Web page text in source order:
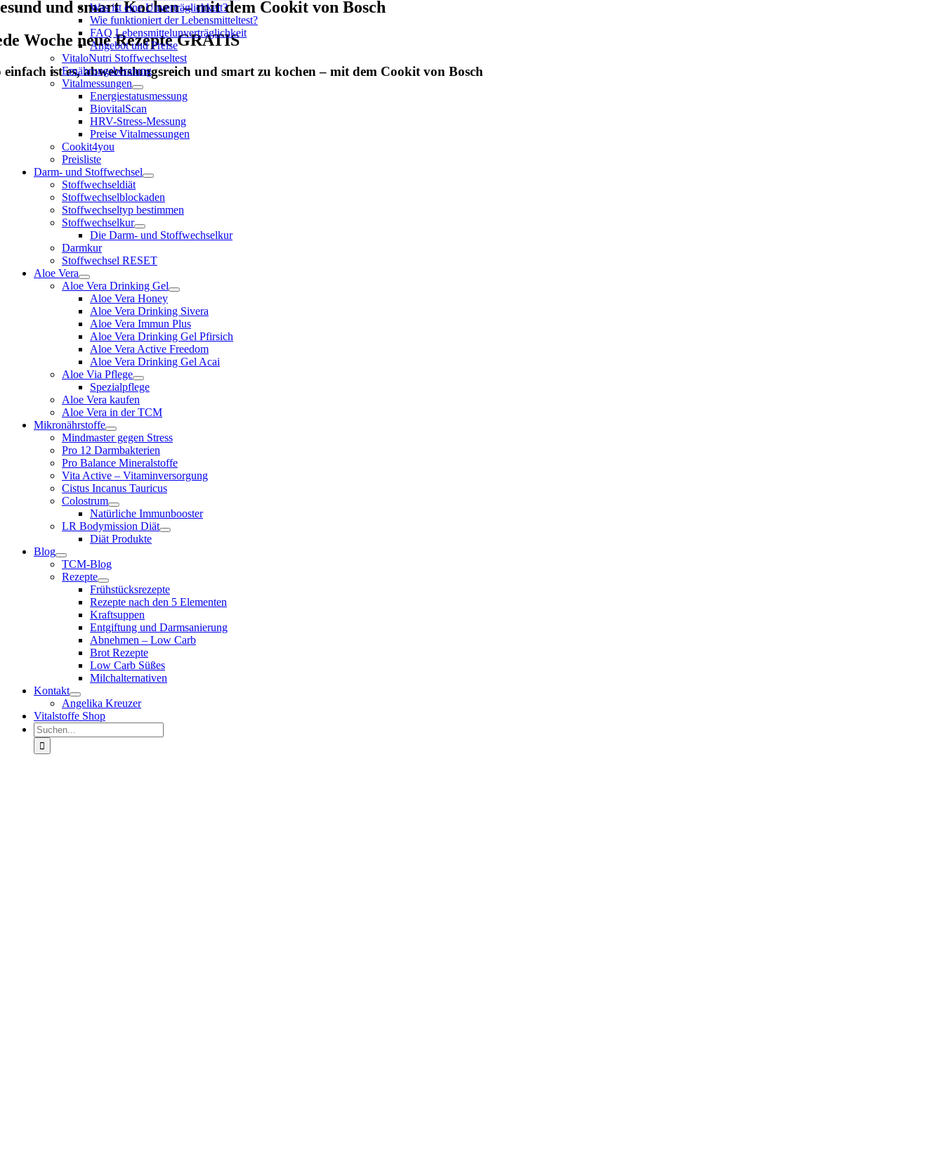
Was ist eine Unverträglichkeit?
Wie funktioniert der Lebensmitteltest?
FAQ Lebensmittelunverträglichkeit
Angebot und Preise
VitaloNutri Stoffwechseltest
Ernährungsberatung
Vitalmessungen
Energiestatusmessung
BiovitalScan
HRV-Stress-Messung
Preise Vitalmessungen
Cookit4you
Preisliste
Darm- und Stoffwechsel
Stoffwechseldiät
Stoffwechselblockaden
Stoffwechseltyp bestimmen
Stoffwechselkur
Die Darm- und Stoffwechselkur
Darmkur
Stoffwechsel RESET
Aloe Vera
Aloe Vera Drinking Gel
Aloe Vera Honey
Aloe Vera Drinking Sivera
Aloe Vera Immun Plus
Aloe Vera Drinking Gel Pfirsich
Aloe Vera Active Freedom
Aloe Vera Drinking Gel Acai
Aloe Via Pflege
Spezialpflege
Aloe Vera kaufen
Aloe Vera in der TCM
Mikronährstoffe
Mindmaster gegen Stress
Pro 12 Darmbakterien
Pro Balance Mineralstoffe
Vita Active – Vitaminversorgung
Cistus Incanus Tauricus
Colostrum
Natürliche Immunbooster
LR Bodymission Diät
Diät Produkte
Blog
TCM-Blog
Rezepte
Frühstücksrezepte
Rezepte nach den 5 Elementen
Kraftsuppen
Entgiftung und Darmsanierung
Abnehmen – Low Carb
Brot Rezepte
Low Carb Süßes
Milchalternativen
Kontakt
Angelika Kreuzer
Vitalstoffe Shop
Suche
nach:
und smart Kochen – mit dem Cookit von Bosch
Woche neue Rezepte GRATIS
einfach ist es, abwechslungsreich und smart zu kochen – mit dem Cookit von Bosch